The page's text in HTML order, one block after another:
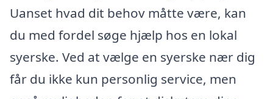
Uanset hvad dit behov måtte være, kan
du med fordel søge hjælp hos en lokal
syerske. Ved at vælge en syerske nær dig
får du ikke kun personlig service, men